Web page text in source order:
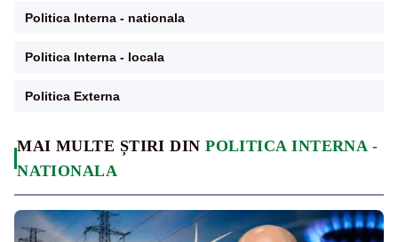
MAI MULTE ȘTIRI DINPOLITICA INTERNA -
NATIONALA
Politica Interna - nationala
Politica Interna - locala
Politica Externa